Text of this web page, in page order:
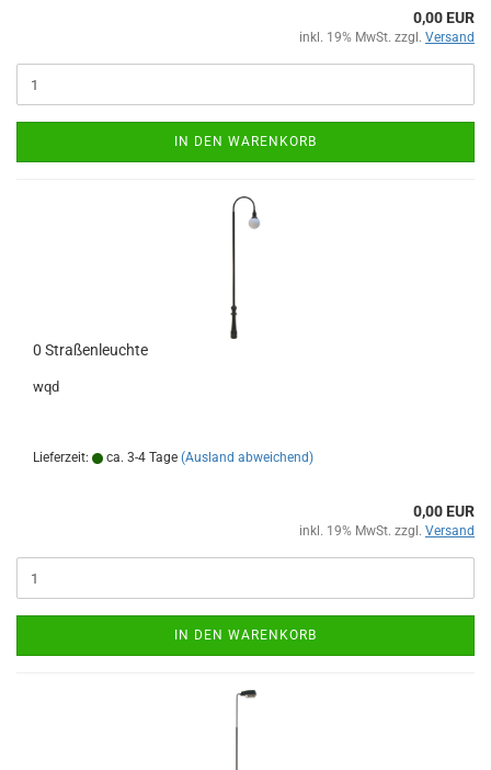
0,00 EUR
inkl. 19% MwSt. zzgl. Versand
IN DEN WARENKORB
0 Straßenleuchte
wqd
Lieferzeit: ca. 3-4 Tage (Ausland abweichend)
0,00 EUR
inkl. 19% MwSt. zzgl. Versand
IN DEN WARENKORB